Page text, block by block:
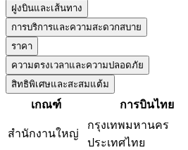
ฝูงบินและเส้นทาง
การบริการและความสะดวกสบาย
ราคา
ความตรงเวลาและความปลอดภัย
สิทธิพิเศษและสะสมแต้ม
เกณฑ์ การบินไทย
สำนักงานใหญ่
กรุงเทพมหานคร
ประเทศไทย